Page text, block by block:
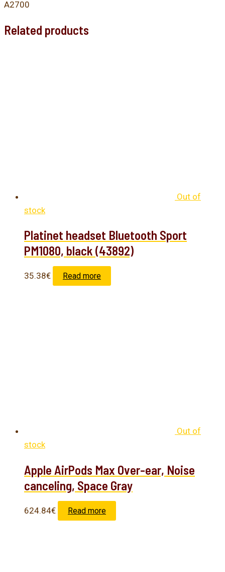
A2700
Related products
Out of
stock
Platinet headset Bluetooth Sport
PM1080, black (43892)
35.38€ Read more
Out of
stock
Apple AirPods Max Over-ear, Noise
canceling, Space Gray
624.84€ Read more